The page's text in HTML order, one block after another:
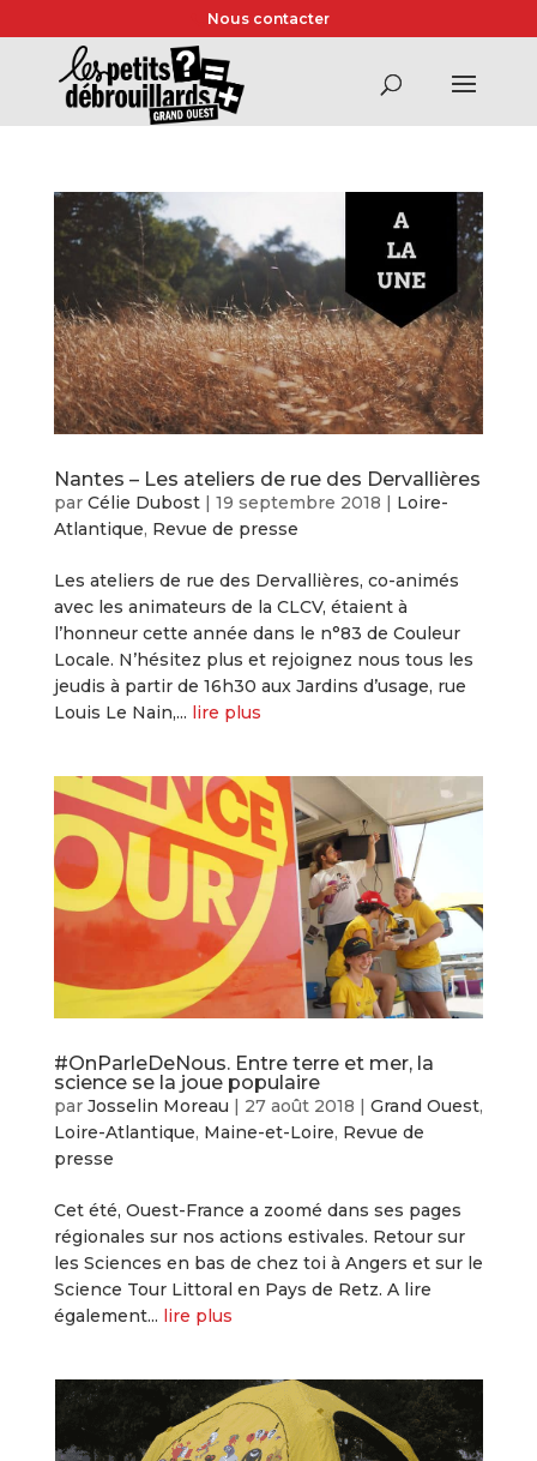
Nous contacter
Nantes – Les ateliers de rue des Dervallières
par Célie Dubost| 19 septembre 2018 | Loire-
Atlantique, Revue de presse
Les ateliers de rue des Dervallières, co-animés
avec les animateurs de la CLCV, étaient à
l’honneur cette année dans le n°83 de Couleur
Locale. N’hésitez plus et rejoignez nous tous les
jeudis à partir de 16h30 aux Jardins d’usage, rue
Louis Le Nain,... lire plus
#OnParleDeNous. Entre terre et mer, la
science se la joue populaire
par Josselin Moreau | 27 août 2018 | Grand Ouest,
Loire-Atlantique, Maine-et-Loire, Revue de
presse
Cet été, Ouest-France a zoomé dans ses pages
régionales sur nos actions estivales. Retour sur
les Sciences en bas de chez toi à Angers et sur le
Science Tour Littoral en Pays de Retz. A lire
également... lire plus